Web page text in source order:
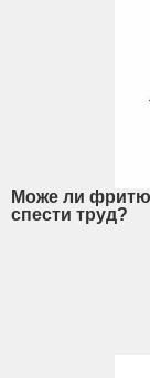
Може ли
спести труд?